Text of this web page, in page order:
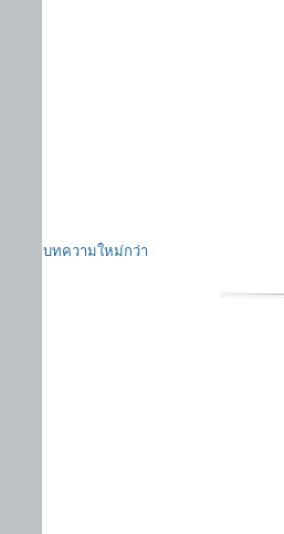
บทความใหม่กว่า